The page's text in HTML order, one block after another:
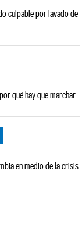
culpable por lavado de
qué hay que marchar
en medio de la crisis